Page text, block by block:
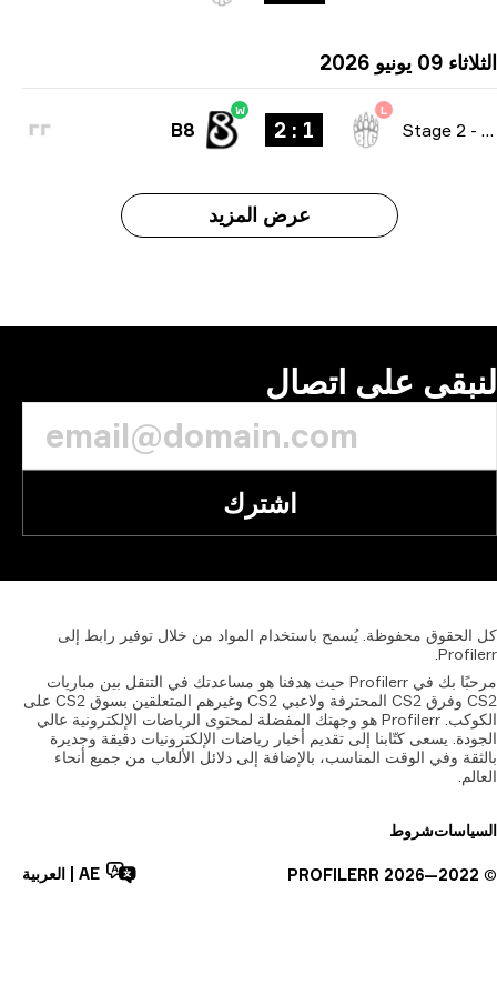
يونيو 2026
Stage 2
B8
عرض المزيد
على اتصال
اشترك
الحقوق محفوظة. يُسمح باستخدام المواد من خلال توفير رابط إلى
مرحبًا بك في Profilerr حيث هدفنا هو مساعدتك في التنقل بين مباريات
CS2 وفرق CS2 المحترفة ولاعبي CS2 وغيرهم المتعلقين بسوق CS2 على
الكوكب. Profilerr هو وجهتك المفضلة لمحتوى الرياضات الإلكترونية عالي
يسعى كتّابنا إلى تقديم أخبار رياضات الإلكترونيات دقيقة وجديرة
وفي الوقت المناسب، بالإضافة إلى دلائل الألعاب من جميع أنحاء
شروط
2026
PROFILERR
AE
|العربية